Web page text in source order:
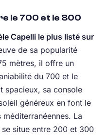
le 700 et le 800
Capelli le plus listé sur
de sa popularité
mètres, il offre un
du 700 et le
spacieux, sa console
généreux en font le
La
situe entre 200 et 300